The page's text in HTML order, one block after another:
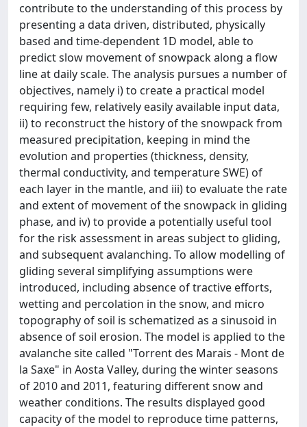
contribute to the understanding of this process by
presenting a data driven, distributed, physically
based and time-dependent 1D model, able to
predict slow movement of snowpack along a flow
line at daily scale. The analysis pursues a number of
objectives, namely i) to create a practical model
requiring few, relatively easily available input data,
ii) to reconstruct the history of the snowpack from
measured precipitation, keeping in mind the
evolution and properties (thickness, density,
thermal conductivity, and temperature SWE) of
each layer in the mantle, and iii) to evaluate the rate
and extent of movement of the snowpack in gliding
phase, and iv) to provide a potentially useful tool
for the risk assessment in areas subject to gliding,
and subsequent avalanching. To allow modelling of
gliding several simplifying assumptions were
introduced, including absence of tractive efforts,
wetting and percolation in the snow, and micro
topography of soil is schematized as a sinusoid in
absence of soil erosion. The model is applied to the
avalanche site called "Torrent des Marais - Mont de
la Saxe" in Aosta Valley, during the winter seasons
of 2010 and 2011, featuring different snow and
weather conditions. The results displayed good
capacity of the model to reproduce time patterns,